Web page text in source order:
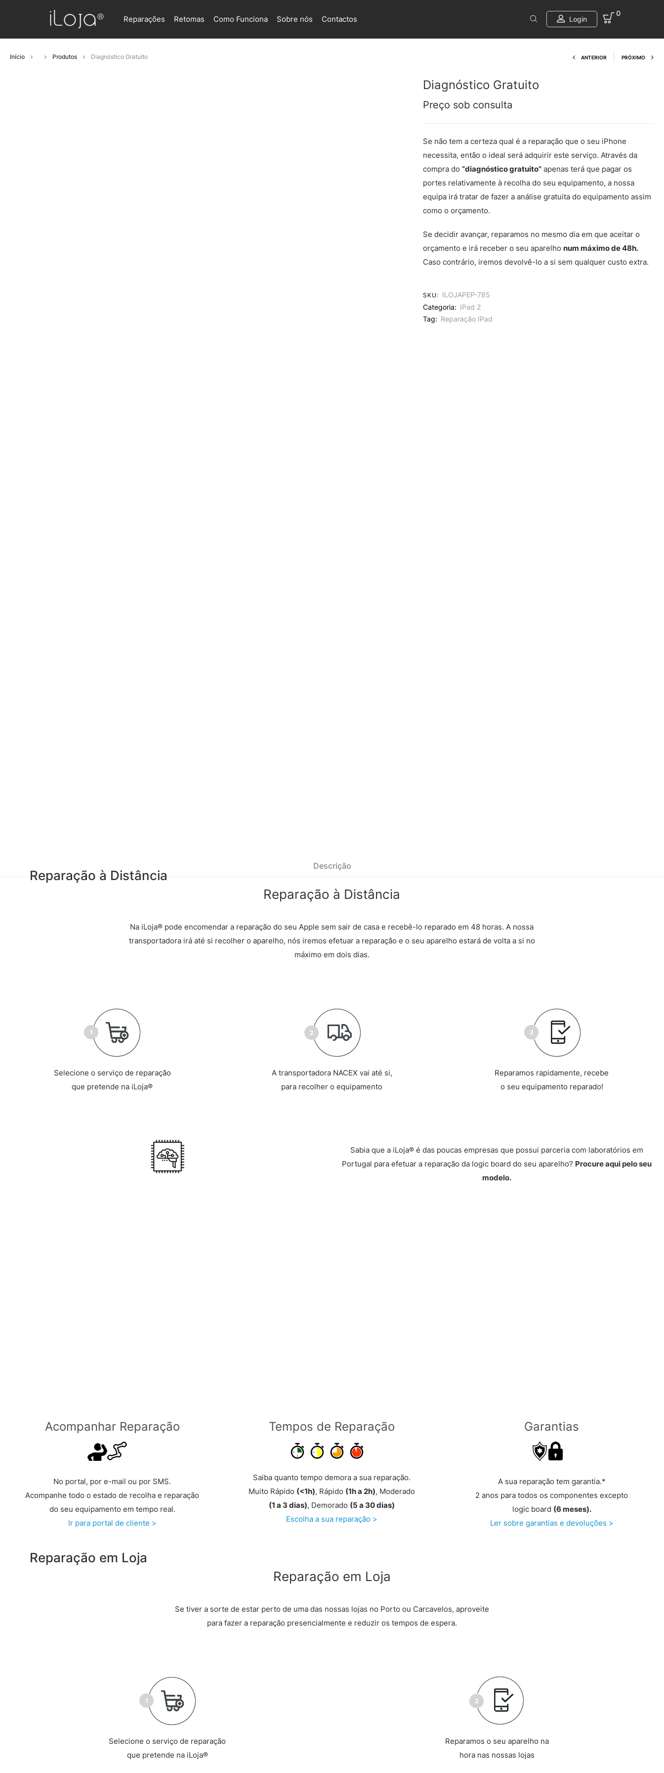
Reparações Retomas Como Funciona Sobre nós Contactos Login
0
Início Produtos Diagnóstico Gratuito Product
ANTERIOR PRÓXIMO
Diagnóstico Gratuito
Preço sob consulta
Se não tem a certeza qual é a reparação que o seu iPhone
necessita, então o ideal será adquirir este serviço. Através da
compra do“diagnóstico gratuito” apenas terá que pagar os
portes relativamente à recolha do seu equipamento, a nossa
equipa irá tratar de fazer a análise gratuita do equipamento assim
como o orçamento.
Se decidir avançar, reparamos no mesmo dia em que aceitar o
orçamento e irá receber o seu aparelho num máximo de 48h.
Caso contrário, iremos devolvê-lo a si sem qualquer custo extra.
SKU: ILOJAPEP-785
Categoria: IPad 2
Tag: Reparação IPad
Descrição
Reparação à Distância
Reparação à Distância
Na iLoja® pode encomendar a reparação do seu Apple sem sair de casa e recebê-lo reparado em 48 horas. A nossa
transportadora irá até si recolher o aparelho, nós iremos efetuar a reparação e o seu aparelho estará de volta a si no
máximo em dois dias.
Selecione o serviço de reparação
que pretende na iLoja®
A transportadora NACEX vai até si,
para recolher o equipamento
Reparamos rapidamente, recebe
o seu equipamento reparado!
Sabia que a iLoja® é das poucas empresas que possui parceria com laboratórios em
Portugal para efetuar a reparação da logic board do seu aparelho? Procure aqui pelo seu
modelo.
Acompanhar Reparação
No portal, por e-mail ou por SMS.
Acompanhe todo o estado de recolha e reparação
do seu equipamento em tempo real.
Ir para portal de cliente >
Tempos de Reparação
Saiba quanto tempo demora a sua reparação.
Muito Rápido (<1h), Rápido (1h a 2h), Moderado
(1 a 3 dias), Demorado (5 a 30 dias)
Escolha a sua reparação >
Garantias
A sua reparação tem garantia.*
2 anos para todos os componentes excepto
logic board (6 meses).
Ler sobre garantias e devoluções >
Reparação em Loja
Reparação em Loja
Se tiver a sorte de estar perto de uma das nossas lojas no Porto ou Carcavelos, aproveite
para fazer a reparação presencialmente e reduzir os tempos de espera.
Selecione o serviço de reparação
que pretende na iLoja®
Reparamos o seu aparelho na
hora nas nossas lojas